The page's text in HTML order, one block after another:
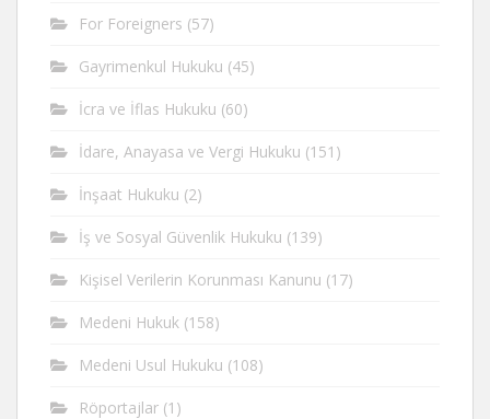
For Foreigners (57)
Gayrimenkul Hukuku (45)
İcra ve İflas Hukuku (60)
İdare, Anayasa ve Vergi Hukuku (151)
İnşaat Hukuku (2)
İş ve Sosyal Güvenlik Hukuku (139)
Kişisel Verilerin Korunması Kanunu (17)
Medeni Hukuk (158)
Medeni Usul Hukuku (108)
Röportajlar (1)